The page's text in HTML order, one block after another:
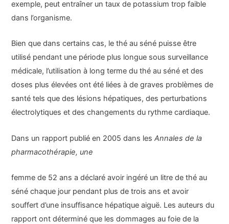
exemple, peut entraîner un taux de potassium trop faible
dans l’organisme.
Bien que dans certains cas, le thé au séné puisse être
utilisé pendant une période plus longue sous surveillance
médicale, l’utilisation à long terme du thé au séné et des
doses plus élevées ont été liées à de graves problèmes de
santé tels que des lésions hépatiques, des perturbations
électrolytiques et des changements du rythme cardiaque.
Dans un rapport publié en 2005 dans lesAnnales de la
pharmacothérapie, une
femme de 52 ans a déclaré avoir ingéré un litre de thé au
séné chaque jour pendant plus de trois ans et avoir
souffert d’une insuffisance hépatique aiguë. Les auteurs du
rapport ont déterminé que les dommages au foie de la